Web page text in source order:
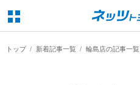
トップ 新着記事一覧 輪島店の記事一覧